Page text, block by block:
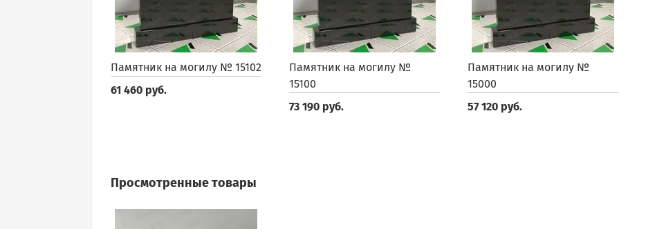
Памятник на могилу № 15102
61 460 руб.
Памятник на могилу №
15100
73 190 руб.
Памятник на могилу №
15000
57 120 руб.
Просмотренные товары